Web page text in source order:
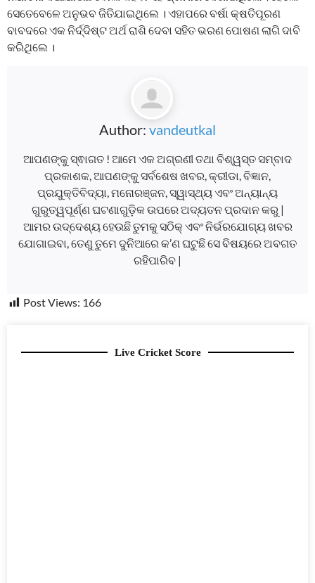
ସେତେବେଳେ ଅନୁଭବ ଜିତିଯାଇଥିଲେ । ଏହାପରେ ବର୍ଷା କ୍ଷତିପୂରଣ
ବାବଦରେ ଏକ ନିର୍ଦ୍ଦିଷ୍ଟ ଅର୍ଥ ରାଶି ଦେବା ସହିତ ଭରଣ ପୋଷଣ ଲାଗି ଦାବି
କରିଥିଲେ ।
Author: vandeutkal
ଆପଣଙ୍କୁ ସ୍ଵାଗତ ! ଆମେ ଏକ ଅଗ୍ରଣୀ ତଥା ବିଶ୍ୱସ୍ତ ସମ୍ବାଦ
ପ୍ରକାଶକ, ଆପଣଙ୍କୁ ସର୍ବଶେଷ ଖବର, କ୍ରୀଡା, ବିଜ୍ଞାନ,
ପ୍ରଯୁକ୍ତିବିଦ୍ୟା, ମନୋରଞ୍ଜନ, ସ୍ୱାସ୍ଥ୍ୟ ଏବଂ ଅନ୍ୟାନ୍ୟ
ଗୁରୁତ୍ୱପୂର୍ଣ୍ଣ ଘଟଣାଗୁଡ଼ିକ ଉପରେ ଅଦ୍ୟତନ ପ୍ରଦାନ କରୁ |
ଆମର ଉଦ୍ଦେଶ୍ୟ ହେଉଛି ତୁମକୁ ସଠିକ୍ ଏବଂ ନିର୍ଭରଯୋଗ୍ୟ ଖବର
ଯୋଗାଇବା, ତେଣୁ ତୁମେ ଦୁନିଆରେ କ’ଣ ଘଟୁଛି ସେ ବିଷୟରେ ଅବଗତ
ରହିପାରିବ |
Post Views: 166
Live Cricket Score